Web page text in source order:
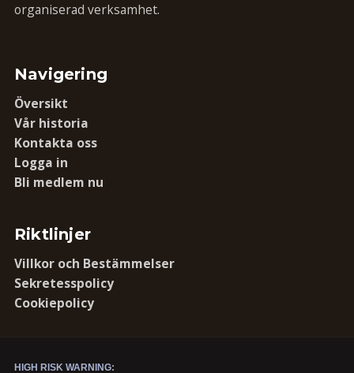
organiserad verksamhet.
Navigering
Översikt
Vår historia
Kontakta oss
Logga in
Bli medlem nu
Riktlinjer
Villkor och Bestämmelser
Sekretesspolicy
Cookiepolicy